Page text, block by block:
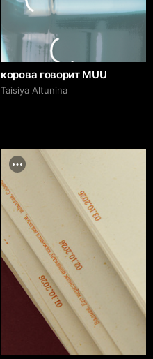
корова говорит MUU
Taisiya Altunina